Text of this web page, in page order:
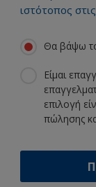
περασμένη
βγάζει
φουσκάλες
ίσαλο
έχει συμβεί;
Κάνω ένα
πρόγραμμα -
βάφω γυμνό
σκαρί για
ιστότοπος
Θα βάψω
Είμαι
επιλογή
πώλησης